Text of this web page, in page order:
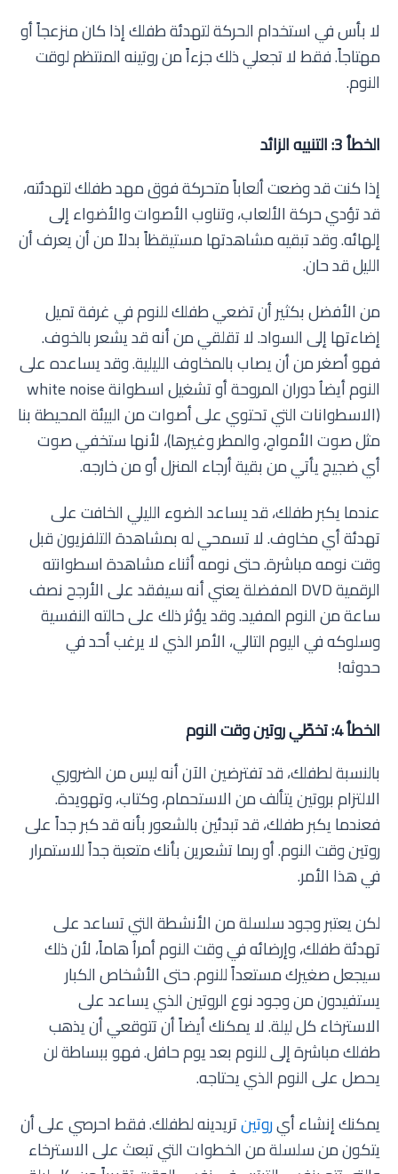
لا بأس في استخدام الحركة لتهدئة طفلك إذا كان منزعجاً أو
مهتاجاً. فقط لا تجعلي ذلك جزءاً من روتينه المنتظم لوقت
النوم.
الخطأ 3: التنبيه الزائد
إذا كنت قد وضعت ألعاباً متحركة فوق مهد طفلك لتهدئته،
قد تؤدي حركة الألعاب، وتناوب الأصوات والأضواء إلى
إلهائه. وقد تبقيه مشاهدتها مستيقظاً بدلاً من أن يعرف أن
الليل قد حان.
من الأفضل بكثير أن تضعي طفلك للنوم في غرفة تميل
إضاءتها إلى السواد. لا تقلقي من أنه قد يشعر بالخوف.
فهو أصغر من أن يصاب بالمخاوف الليلية. وقد يساعده على
النوم أيضاُ دوران المروحة أو تشغيل اسطوانة white noise
(الاسطوانات التي تحتوي على أصوات من البيئة المحيطة بنا
مثل صوت الأمواج، والمطر وغيرها)، لأنها ستخفي صوت
أي ضجيج يأتي من بقية أرجاء المنزل أو من خارجه.
عندما يكبر طفلك، قد يساعد الضوء الليلي الخافت على
تهدئة أي مخاوف. لا تسمحي له بمشاهدة التلفزيون قبل
وقت نومه مباشرة. حتى نومه أثناء مشاهدة اسطوانته
الرقمية DVD المفضلة يعني أنه سيفقد على الأرجح نصف
ساعة من النوم المفيد. وقد يؤثر ذلك على حالته النفسية
وسلوكه في اليوم التالي، الأمر الذي لا يرغب أحد في
حدوثه!
الخطأ 4: تخطّي روتين وقت النوم
بالنسبة لطفلك، قد تفترضين الآن أنه ليس من الضروري
الالتزام بروتين يتألف من الاستحمام، وكتاب، وتهويدة.
فعندما يكبر طفلك، قد تبدئين بالشعور بأنه قد كبر جداً على
روتين وقت النوم. أو ربما تشعرين بأنك متعبة جداً للاستمرار
في هذا الأمر.
لكن يعتبر وجود سلسلة من الأنشطة التي تساعد على
تهدئة طفلك، وإرضائه في وقت النوم أمراُ هاماً، لأن ذلك
سيجعل صغيرك مستعداً للنوم. حتى الأشخاص الكبار
يستفيدون من وجود نوع الروتين الذي يساعد على
الاسترخاء كل ليلة. لا يمكنك أيضاً أن تتوقعي أن يذهب
طفلك مباشرة إلى للنوم بعد يوم حافل. فهو ببساطة لن
يحصل على النوم الذي يحتاجه.
يمكنك إنشاء أيروتينتريدينه لطفلك. فقط احرصي على أن
يتكون من سلسلة من الخطوات التي تبعث على الاسترخاء